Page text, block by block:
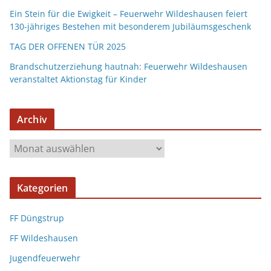
Ein Stein für die Ewigkeit – Feuerwehr Wildeshausen feiert
130-jähriges Bestehen mit besonderem Jubiläumsgeschenk
TAG DER OFFENEN TÜR 2025
Brandschutzerziehung hautnah: Feuerwehr Wildeshausen
veranstaltet Aktionstag für Kinder
Archiv
Kategorien
FF Düngstrup
FF Wildeshausen
Jugendfeuerwehr